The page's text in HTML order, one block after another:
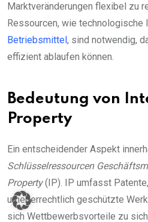
Marktveränderungen flexibel zu
Ressourcen, wie technologische
Betriebsmittel , sind notwendig,
effizient ablaufen können.
Bedeutung von
Property
Ein entscheidender Aspekt
Schlüsselressourcen
Property(IP). IP umfasst
urheberrechtlich geschützte
sich Wettbewerbsvorteile zu